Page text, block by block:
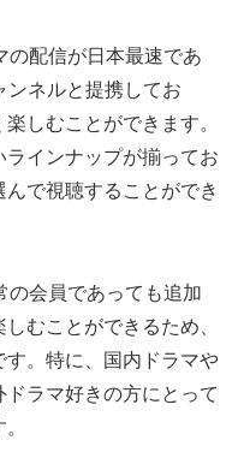
の配信が日本最速であ
ンネルと提携してお
しむことができます。
インナップが揃ってお
で視聴することができ
の会員であっても追加
むことができるため、
。特に、国内ドラマや
ラマ好きの方にとって